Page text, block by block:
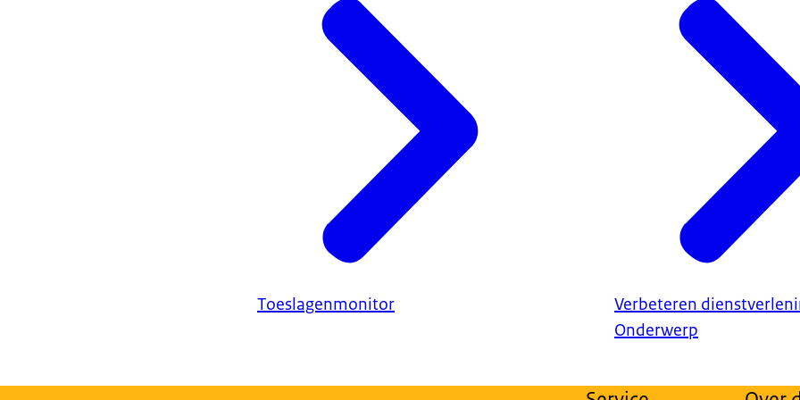
Toeslagenmonitor
Verbeteren
Onderwerp